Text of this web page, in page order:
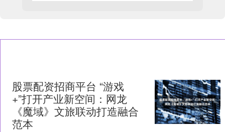
股票配资招商平台 “游戏
+”打开产业新空间：网龙
《魔域》文旅联动打造融合
范本